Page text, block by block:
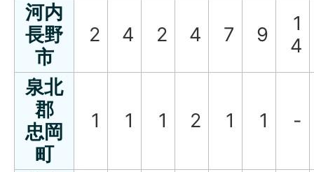
河内
長野
市
2 4 2 4 7 9
1
4
泉北
郡
忠岡
町
1 1 1 2 1 1 -